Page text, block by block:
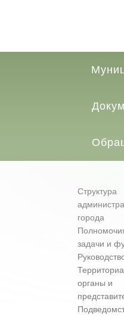
Структура
города
задачи и
органы и